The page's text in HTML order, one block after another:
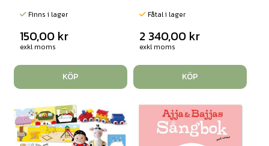
Finns i lager
150,00 kr
exkl moms
KÖP
Fåtal i lager
2 340,00 kr
exkl moms
KÖP